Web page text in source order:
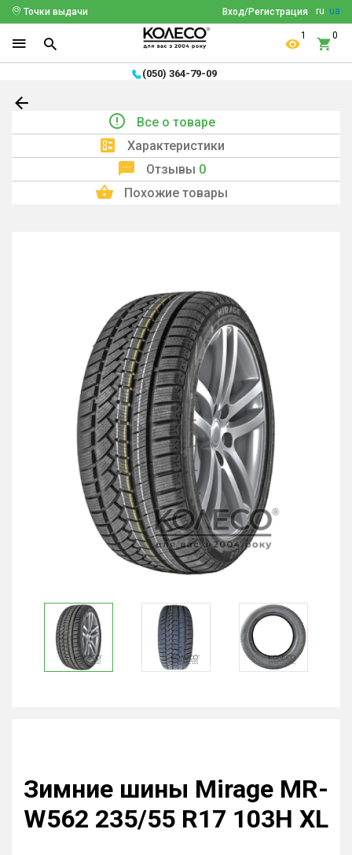
ru ua
Вход/Регистрация
Точки выдачи
1 0
(050) 364-79-09
Все о товаре
Характеристики
Отзывы 0
Похожие товары
Зимние шины Mirage MR-
W562 235/55 R17 103H XL